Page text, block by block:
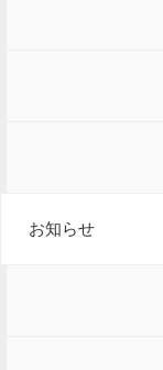
お知らせ